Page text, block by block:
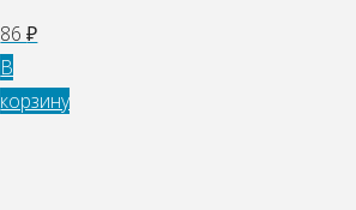
86₽
В
корзину